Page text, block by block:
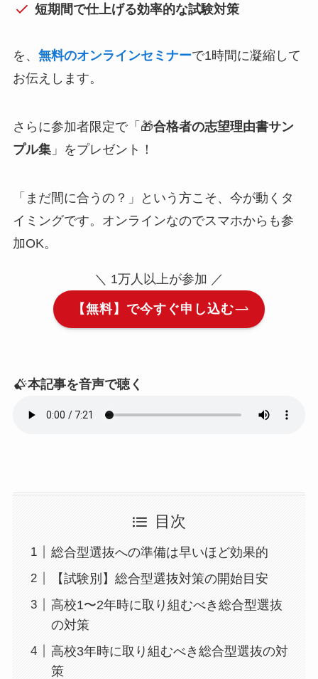
短期間で仕上げる効率的な試験対策
を、 無料のオンラインセミナーで1時間に凝縮して
お伝えします。
さらに参加者限定で「🎁合格者の志望理由書サン
プル集」をプレゼント！
「まだ間に合うの？」という方こそ、今が動くタ
イミングです。オンラインなのでスマホからも参
加OK。
＼ 1万人以上が参加 ／
【無料】で今すぐ申し込む
本記事を音声で聴く
目次
総合型選抜への準備は早いほど効果的
【試験別】総合型選抜対策の開始目安
高校1〜2年時に取り組むべき総合型選抜
の対策
高校3年時に取り組むべき総合型選抜の対
策